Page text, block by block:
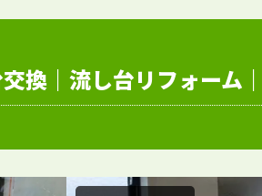
静岡県
愛知県
換｜流し台リフォーム